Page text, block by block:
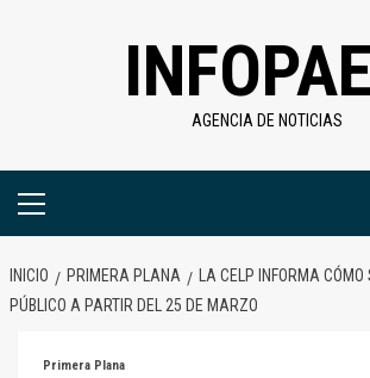
AGENCIA DE NOTICIAS
Menú
INICIO PRIMERA PLANA
LA CELP INFORMA
PÚBLICO A PARTIR DEL 25 DE MARZO
Primera Plana